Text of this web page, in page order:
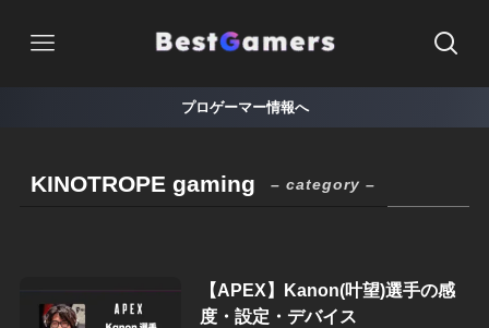
プロゲーマー情報へ
KINOTROPE gaming – category –
【APEX】Kanon(叶望)選手の感
度・設定・デバイス